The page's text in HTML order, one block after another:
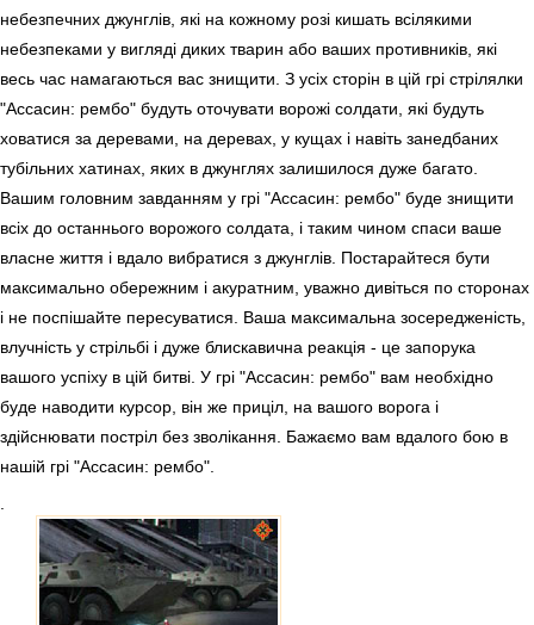
небезпечних джунглів, які на кожному розі кишать всілякими
небезпеками у вигляді диких тварин або ваших противників, які
весь час намагаються вас знищити. З усіх сторін в цій грі стрілялки
"Ассасин: рембо" будуть оточувати ворожі солдати, які будуть
ховатися за деревами, на деревах, у кущах і навіть занедбаних
тубільних хатинах, яких в джунглях залишилося дуже багато.
Вашим головним завданням у грі "Ассасин: рембо" буде знищити
всіх до останнього ворожого солдата, і таким чином спаси ваше
власне життя і вдало вибратися з джунглів. Постарайтеся бути
максимально обережним і акуратним, уважно дивіться по сторонах
і не поспішайте пересуватися. Ваша максимальна зосередженість,
влучність у стрільбі і дуже блискавична реакція - це запорука
вашого успіху в цій битві. У грі "Ассасин: рембо" вам необхідно
буде наводити курсор, він же приціл, на вашого ворога і
здійснювати постріл без зволікання. Бажаємо вам вдалого бою в
нашій грі "Ассасин: рембо".